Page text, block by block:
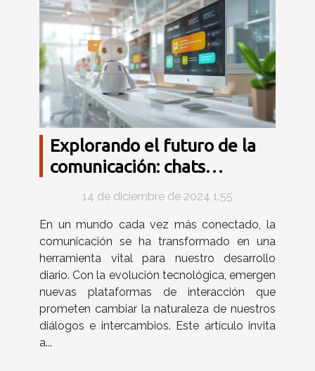
Explorando el futuro de la
comunicación: chats
inteligentes gratuitos
14 de diciembre de 2024 1:55
En un mundo cada vez más conectado, la
comunicación se ha transformado en una
herramienta vital para nuestro desarrollo
diario. Con la evolución tecnológica, emergen
nuevas plataformas de interacción que
prometen cambiar la naturaleza de nuestros
diálogos e intercambios. Este artículo invita
a...